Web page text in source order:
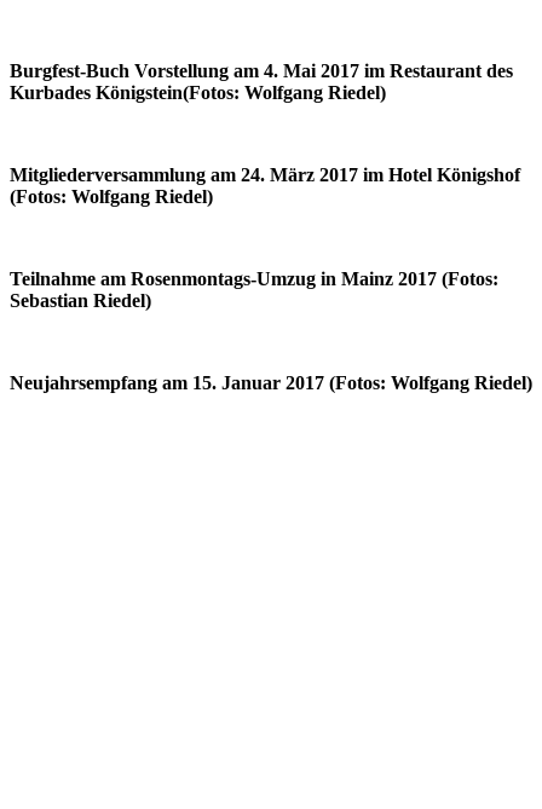
Burgfest-Buch Vorstellung am 4. Mai 2017 im Restaurant des
Kurbades Königstein(Fotos: Wolfgang Riedel)
Mitgliederversammlung am 24. März 2017 im Hotel Königshof
(Fotos: Wolfgang Riedel)
Teilnahme am Rosenmontags-Umzug in Mainz 2017 (Fotos:
Sebastian Riedel)
Neujahrsempfang am 15. Januar 2017 (Fotos: Wolfgang Riedel)